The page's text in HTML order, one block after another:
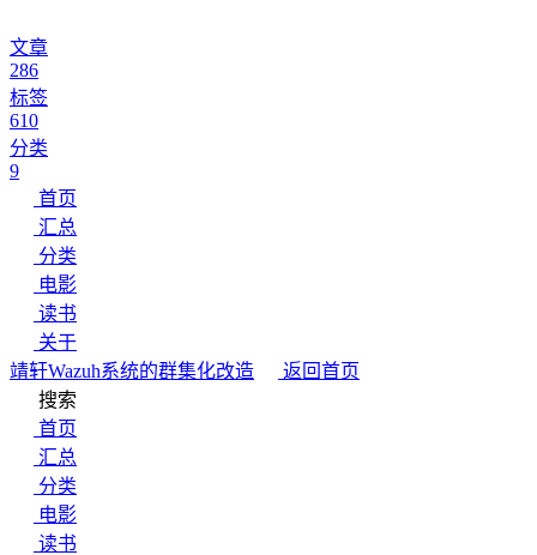
文章
286
标签
610
分类
9
首页
汇总
分类
电影
读书
关于
靖轩Wazuh系统的群集化改造
返回首页
搜索
首页
汇总
分类
电影
读书